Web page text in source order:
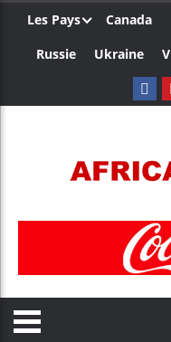
Les Pays Canada
Russie
Ukraine